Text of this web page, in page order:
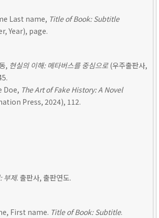
Last name, Title of Book: Subtitle
Year), page.
, 현실의 이해: 메타버스를 중심으로(우주출판사,
Doe, The Art of Fake History: A Novel
Press, 2024), 112.
부제. 출판사, 출판연도.
First name. Title of Book: Subtitle.